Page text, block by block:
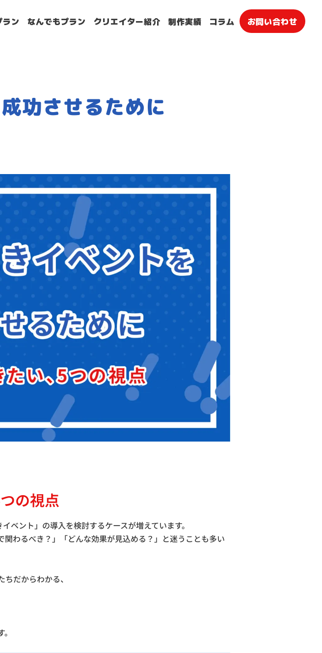
ン なんでもプラン クリエイター紹介 制作実績 コラム お問い合わせ
功させるために
の視点
ント」の導入を検討するケースが増えています。
わるべき？」「どんな効果が見込める？」と迷うことも多い
ちだからわかる、